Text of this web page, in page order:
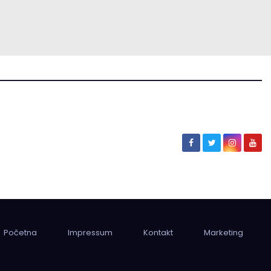
Početna Impressum Kontakt Marketing